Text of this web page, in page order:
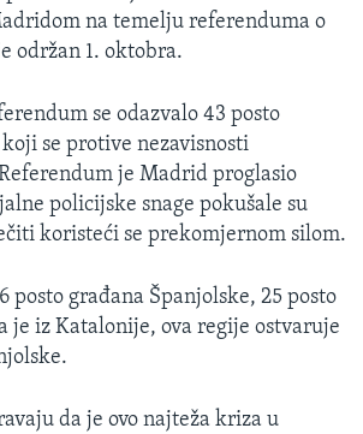
na temelju referenduma o
održan 1. oktobra.
se odazvalo 43 posto
se protive nezavisnosti
je Madrid proglasio
policijske snage pokušale su
koristeći se prekomjernom silom.
posto građana Španjolske, 25 posto
je iz Katalonije, ova regije ostvaruje
da je ovo najteža kriza u